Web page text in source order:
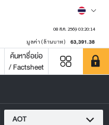
08 ส.ค. 2569 03:20:14
มูลค่า (ล้านบาท) 63,391.38
ค้นหาชื่อย่อ
/ Factsheet
AOT